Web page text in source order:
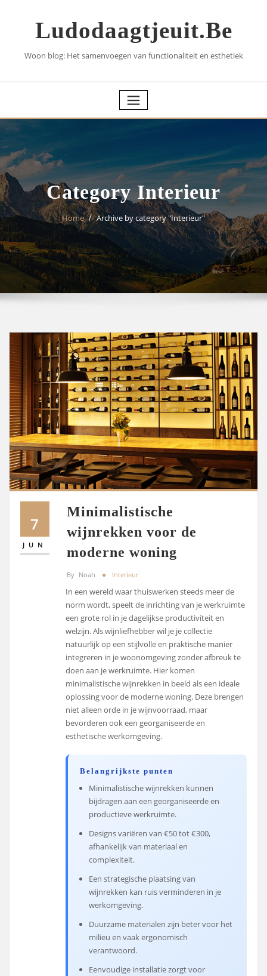
Ludodaagtjeuit.be
Woon blog: Het samenvoegen van functionaliteit en esthetiek
Category Interieur
Home Archive by category "Interieur"
7
JUN
Minimalistische
wijnrekken voor de
moderne woning
By Noah Interieur
In een wereld waar thuiswerken steeds meer de
norm wordt, speelt de inrichting van je werkruimte
een grote rol in je dagelijkse productiviteit en
welzijn. Als wijnliefhebber wil je je collectie
natuurlijk op een stijlvolle en praktische manier
integreren in je woonomgeving zonder afbreuk te
doen aan je werkruimte. Hier komen
minimalistische wijnrekken in beeld als een ideale
oplossing voor de moderne woning. Deze brengen
niet alleen orde in je wijnvoorraad, maar
bevorderen ook een georganiseerde en
esthetische werkomgeving.
Belangrijkste punten
Minimalistische wijnrekken kunnen
bijdragen aan een georganiseerde en
productieve werkruimte.
Designs variëren van €50 tot €300,
afhankelijk van materiaal en
complexiteit.
Een strategische plaatsing van
wijnrekken kan ruis verminderen in je
werkomgeving.
Duurzame materialen zijn beter voor het
milieu en vaak ergonomisch
verantwoord.
Eenvoudige installatie zorgt voor